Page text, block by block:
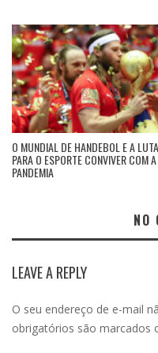
O MUNDIAL DE HANDEBOL E A LUTA
PARA O ESPORTE CONVIVER COM A
PANDEMIA
NO
LEAVE A REPLY
O seu endereço de e-mail
obrigatórios são marcados